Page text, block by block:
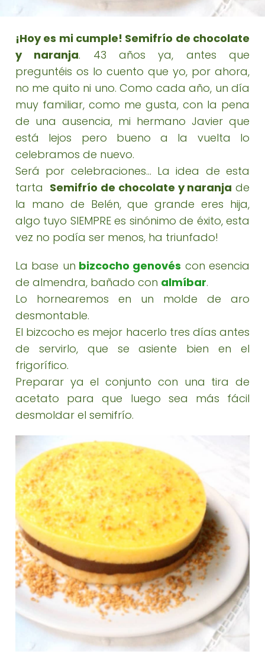
¡Hoy es mi cumple! Semifrío de chocolate
y naranja. 43 años ya, antes que
preguntéis os lo cuento que yo, por ahora,
no me quito ni uno. Como cada año, un día
muy familiar, como me gusta, con la pena
de una ausencia, mi hermano Javier que
está lejos pero bueno a la vuelta lo
celebramos de nuevo.
Será por celebraciones... La idea de esta
tarta Semifrío de chocolate y naranja de
la mano de Belén, que grande eres hija,
algo tuyo SIEMPRE es sinónimo de éxito, esta
vez no podía ser menos, ha triunfado!
La base un bizcocho genovés con esencia
de almendra, bañado con almíbar.
Lo hornearemos en un molde de aro
desmontable.
El bizcocho es mejor hacerlo tres días antes
de servirlo, que se asiente bien en el
frigorífico.
Preparar ya el conjunto con una tira de
acetato para que luego sea más fácil
desmoldar el semifrío.